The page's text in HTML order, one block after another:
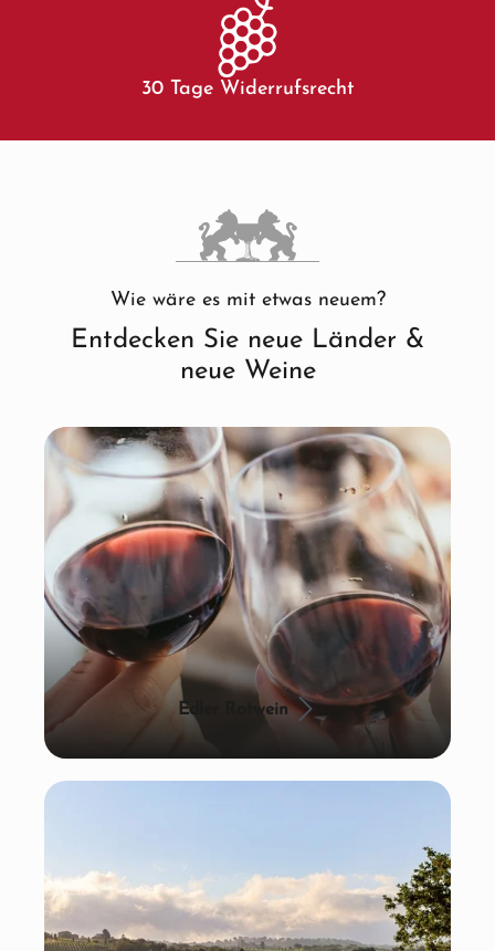
30 Tage Widerrufsrecht
Wie wäre es mit etwas neuem?
Entdecken Sie neue Länder &
neue Weine
Edler Rotwein